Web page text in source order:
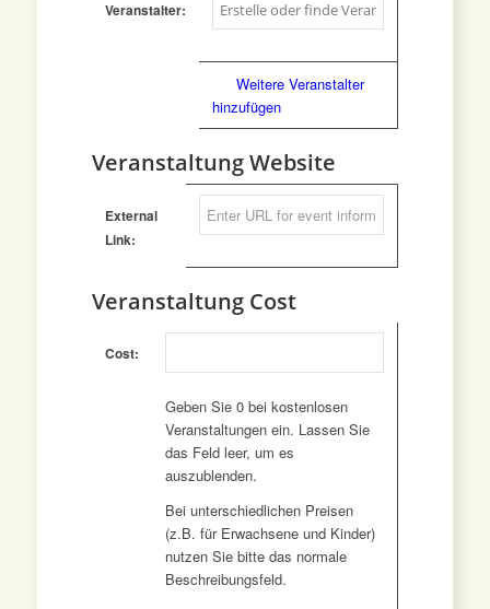
Veranstalter:
Löschen
Weitere Veranstalter
hinzufügen
Veranstaltung Website
External
Link:
Veranstaltung Cost
Cost:
Geben Sie 0 bei kostenlosen
Veranstaltungen ein. Lassen Sie
das Feld leer, um es
auszublenden.
Bei unterschiedlichen Preisen
(z.B. für Erwachsene und Kinder)
nutzen Sie bitte das normale
Beschreibungsfeld.